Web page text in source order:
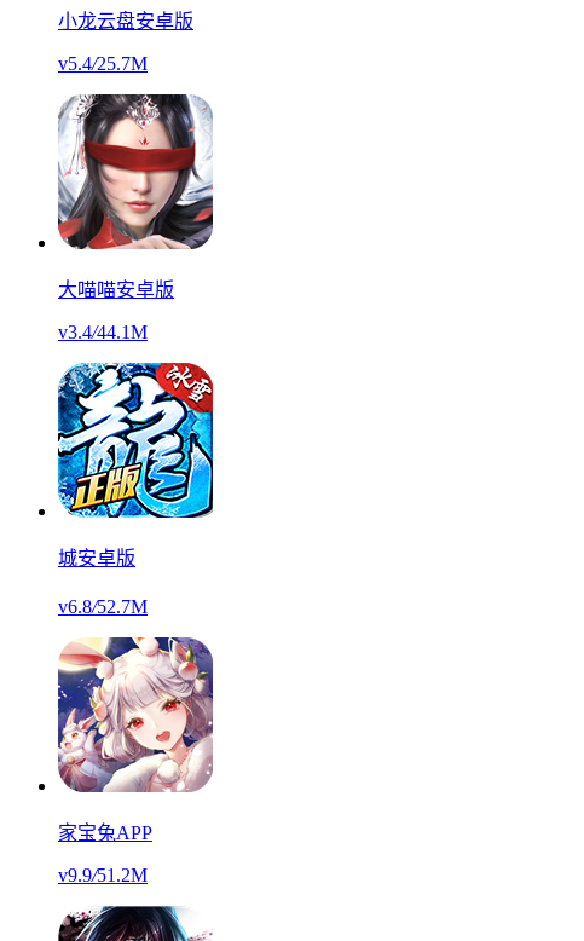
小龙云盘安卓版
v5.4/25.7M
大喵喵安卓版
v3.4/44.1M
城安卓版
v6.8/52.7M
家宝兔APP
v9.9/51.2M